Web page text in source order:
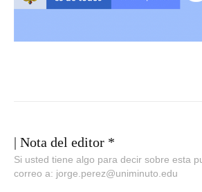
| Nota del editor *
Si usted tiene algo para decir sobre esta
correo a: jorge.perez@uniminuto.edu